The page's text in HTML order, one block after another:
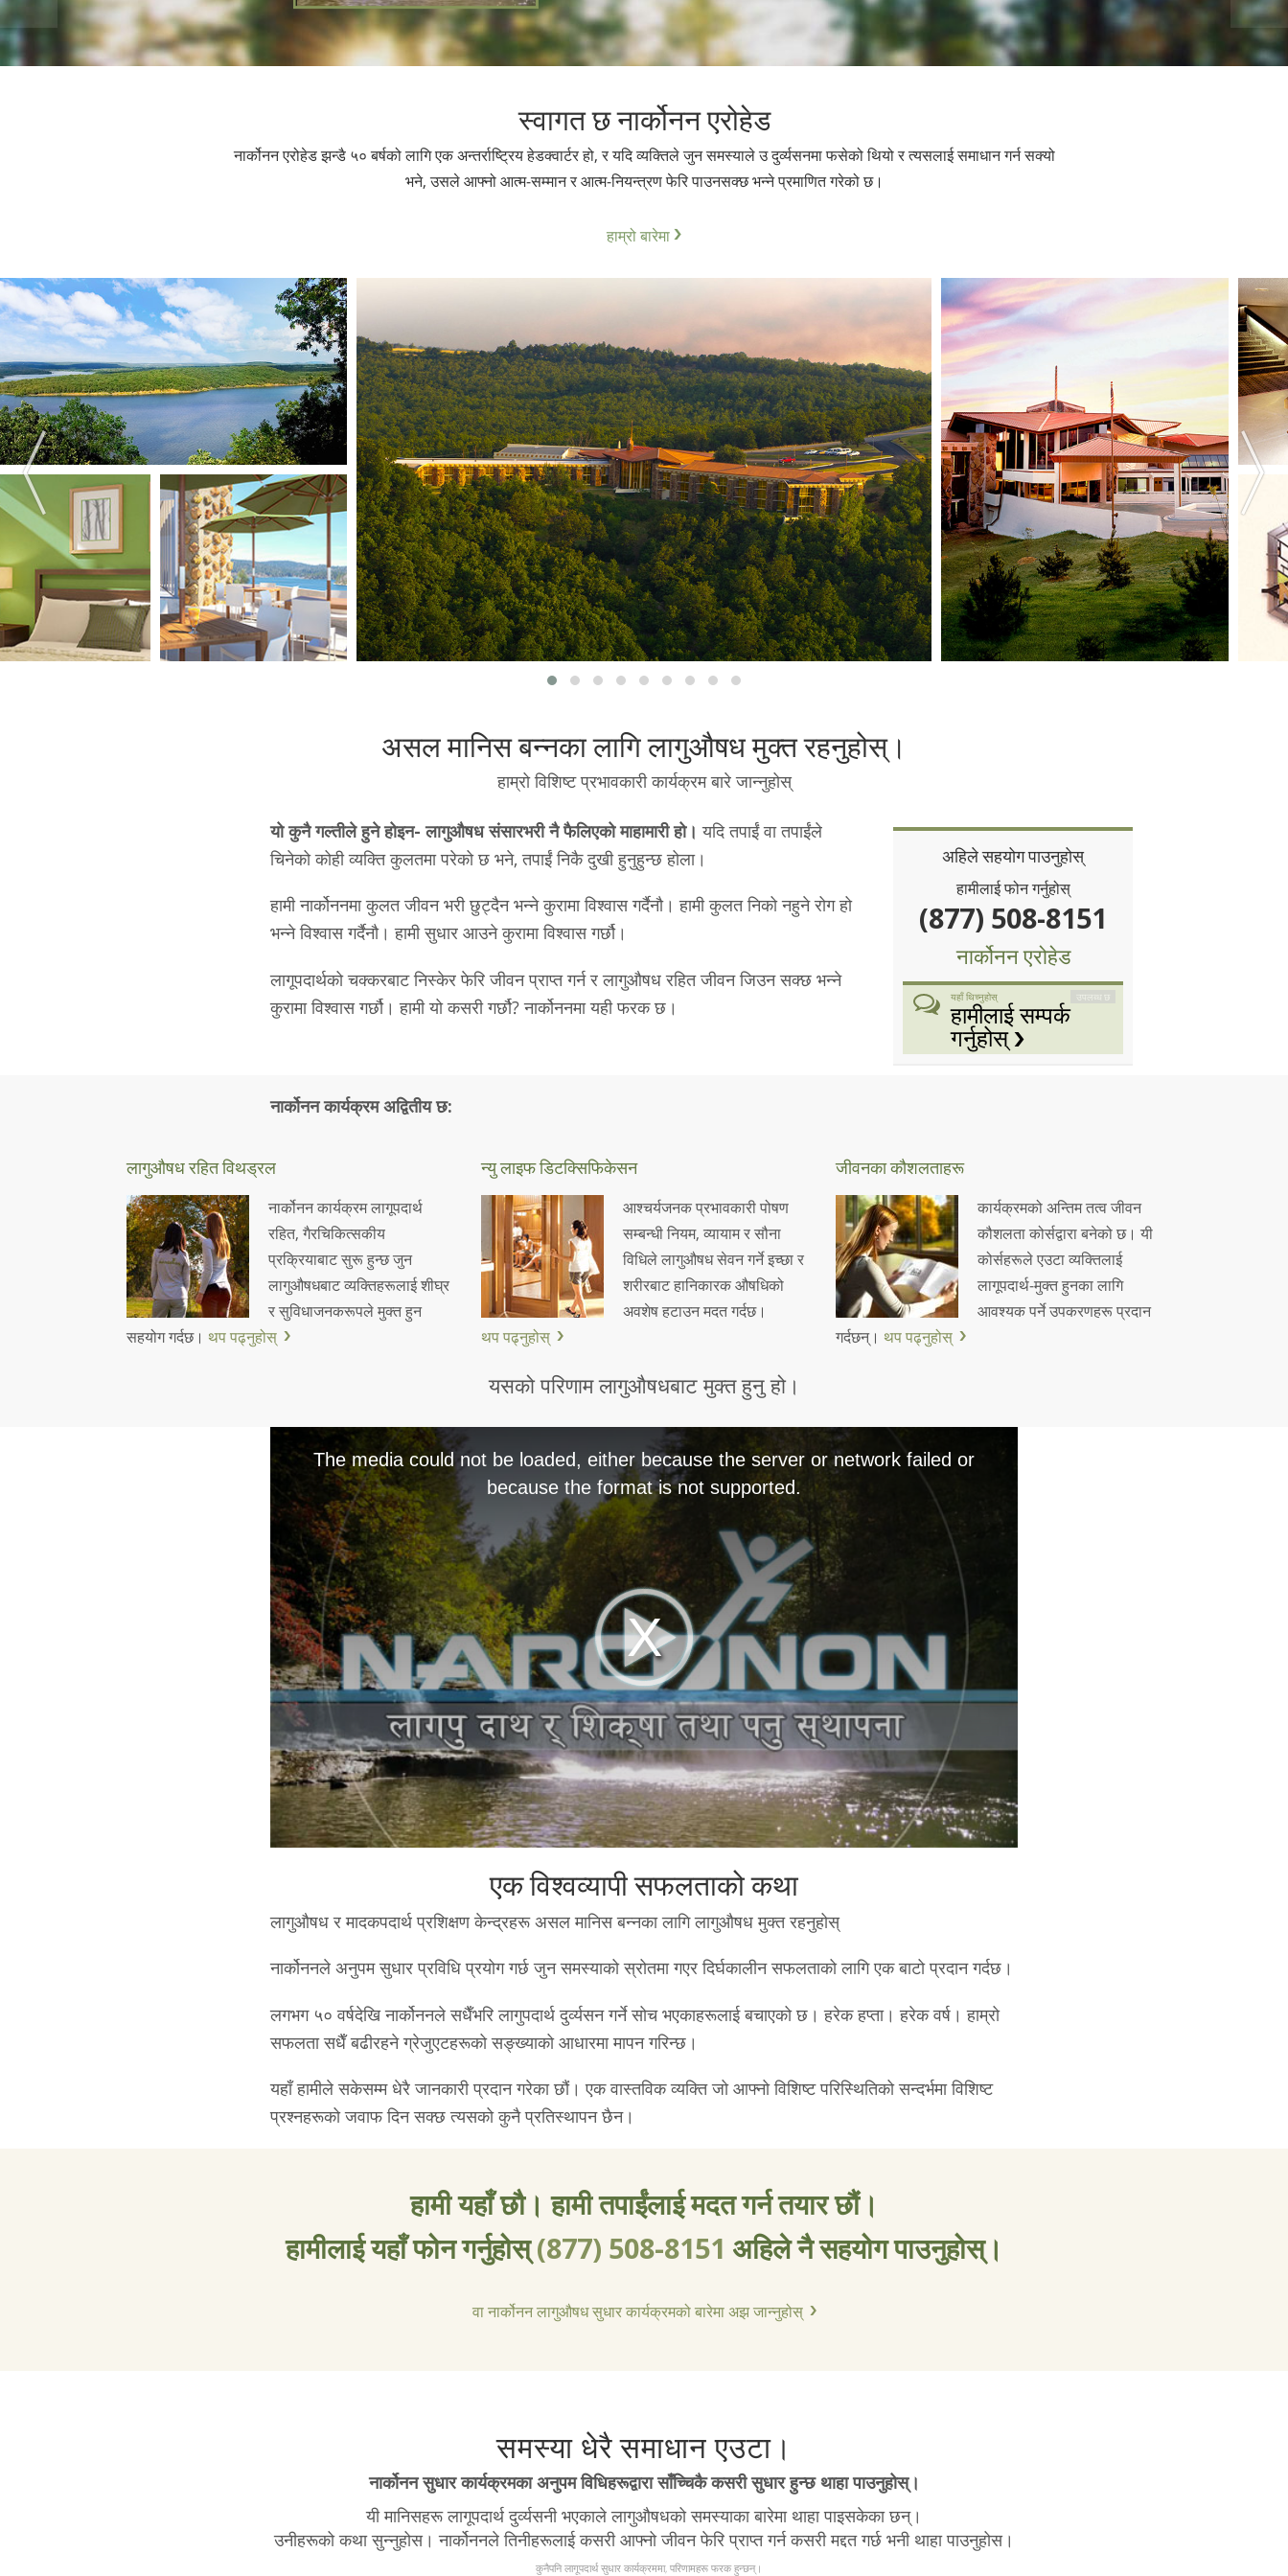
繁體中文 (Chinese)
Nepali
Turkish
स्वागत छ नार्कोनन एरोहेड
नार्कोनन एरोहेड झन्डै ५० बर्षको लागि एक अन्तर्राष्ट्रिय हेडक्वार्टर हो, र यदि व्यक्तिले जुन समस्याले उ दुर्व्यसनमा फसेको थियो र त्यसलाई समाधान गर्न सक्यो
भने, उसले आफ्नो आत्म-सम्मान र आत्म-नियन्त्रण फेरि पाउनसक्छ भन्ने प्रमाणित गरेको छ।
हाम्रो बारेमा
असल मानिस बन्नका लागि लागुऔषध मुक्त रहनुहोस्।
हाम्रो विशिष्ट प्रभावकारी कार्यक्रम बारे जान्नुहोस्
अहिले सहयोग पाउनुहोस्
हामीलाई फोन गर्नुहोस्
(877) 508-8151
नार्कोनन एरोहेड
उपलब्ध छ
यहाँ थिच्नुहोस्
हामीलाई सम्पर्क
गर्नुहोस्
यो कुनै गल्तीले हुने होइन- लागुऔषध संसारभरी नै फैलिएको माहामारी हो।यदि तपाईं वा तपाईंले
चिनेको कोही व्यक्ति कुलतमा परेको छ भने, तपाईं निकै दुखी हुनुहुन्छ होला।
हामी नार्कोननमा ‍कुलत जीवन भरी छुट्दैन भन्ने कुरामा विश्वास गर्दैनौ। हामी कुलत निको नहुने रोग हो
भन्ने विश्वास गर्दैनौ। हामी सुधार आउने कुरामा विश्वास गर्छौ।
लागूपदार्थको चक्करबाट निस्केर फेरि जीवन प्राप्त गर्न र लागुऔषध रहित जीवन जिउन सक्छ भन्ने
कुरामा विश्वास गर्छौ। हामी यो कसरी गर्छौ? नार्कोननमा यही फरक छ।
नार्कोनन कार्यक्रम अद्वितीय छ:
लागुऔषध रहितविथड्रल न्यु लाइफडिटक्सिफिकेसन जीवनकाकौशलताहरू
नार्कोनन कार्यक्रम लागूपदार्थ
रहित, गैरचिकित्सकीय
प्रक्रियाबाट सुरू हुन्छ जुन
लागुऔषधबाट व्यक्तिहरूलाई शीघ्र
र सुविधाजनकरूपले मुक्त हुन
सहयोग गर्दछ। थप पढ्नुहोस्
आश्चर्यजनक प्रभावकारी पोषण
सम्बन्धी नियम, व्यायाम र सौना
विधिले लागुऔषध सेवन गर्ने इच्छा र
शरीरबाट हानिकारक औषधिको
अवशेष हटाउन मदत गर्दछ।
थप पढ्नुहोस्
कार्यक्रमको अन्तिम तत्व जीवन
कौशलता कोर्सद्वारा बनेको छ। यी
कोर्सहरूले एउटा व्यक्तिलाई
लागूपदार्थ-मुक्त हुनका लागि
आवश्यक पर्ने उपकरणहरू प्रदान
गर्दछन्। थप पढ्नुहोस्
यसको परिणाम लागुऔषधबाट मुक्त हुनु हो।
The media could not be loaded, either because the server or network failed or
because the format is not supported.
एक विश्वव्यापी सफलताको कथा
लागुऔषध र मादकपदार्थ प्रशिक्षण केन्द्रहरू असल मानिस बन्नका लागि लागुऔषध मुक्त रहनुहोस्
नार्कोननले अनुपम सुधार प्रविधि प्रयोग गर्छ जुन समस्याको स्रोतमा गएर दिर्घकालीन सफलताको लागि एक बाटो प्रदान गर्दछ।
लगभग ५० वर्षदेखि नार्कोननले सधैँभरि लागुपदार्थ दुर्व्यसन गर्ने सोच भएकाहरूलाई बचाएको छ। हरेक हप्ता। हरेक वर्ष। हाम्रो
सफलता सधैँ बढीरहने ग्रेजुएटहरूको सङ्ख्याको आधारमा मापन गरिन्छ।
यहाँ हामीले सकेसम्म धेरै जानकारी प्रदान गरेका छौं। एक वास्तविक व्यक्ति जो आफ्नो विशिष्ट परिस्थितिको सन्दर्भमा विशिष्ट
प्रश्नहरूको जवाफ दिन सक्छ त्यसको कुनै प्रतिस्थापन छैन।
हामी यहाँ छौ। हामी तपाईंलाई मदत गर्न तयार छौं।
हामीलाई यहाँ फोन गर्नुहोस्(877) 508-8151 अहिले नै सहयोग पाउनुहोस्।
वा नार्कोनन लागुऔषध सुधार कार्यक्रमको बारेमा अझ जान्नुहोस्
समस्या धेरै समाधान एउटा।
नार्कोनन सुधार कार्यक्रमका अनुपम विधिहरूद्वारा साँच्चिकै कसरी सुधार हुन्छ थाहा पाउनुहोस्।
यी मानिसहरू लागूपदार्थ दुर्व्यसनी भएकाले लागुऔषधको समस्याका बारेमा थाहा पाइसकेका छन्।
उनीहरूको कथा सुन्नुहोस। नार्कोननले तिनीहरूलाई कसरी आफ्नो जीवन फेरि प्राप्त गर्न कसरी मद्दत गर्छ भनी थाहा पाउनुहोस।
कुनैपनि लागूपदार्थ सुधार कार्यक्रममा, परिणामहरू फरक हुन्छन्।